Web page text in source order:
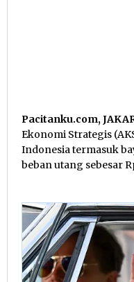
Pacitanku.com,
Ekonomi Strategis
Indonesia termasuk
beban utang sebesar